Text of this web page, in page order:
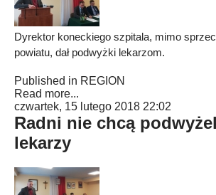
Dyrektor koneckiego szpitala, mimo
powiatu, dał podwyżki lekarzom.
Published in REGION
Read more...
czwartek, 15 lutego 2018 22:02
Radni nie chcą
lekarzy